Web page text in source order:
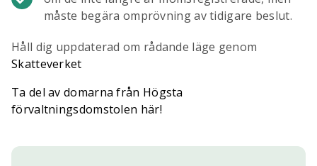
måste begära omprövning av tidigare beslut.
Håll dig uppdaterad om rådande läge genom
Skatteverket
Ta del av domarna från Högsta
förvaltningsdomstolen här!